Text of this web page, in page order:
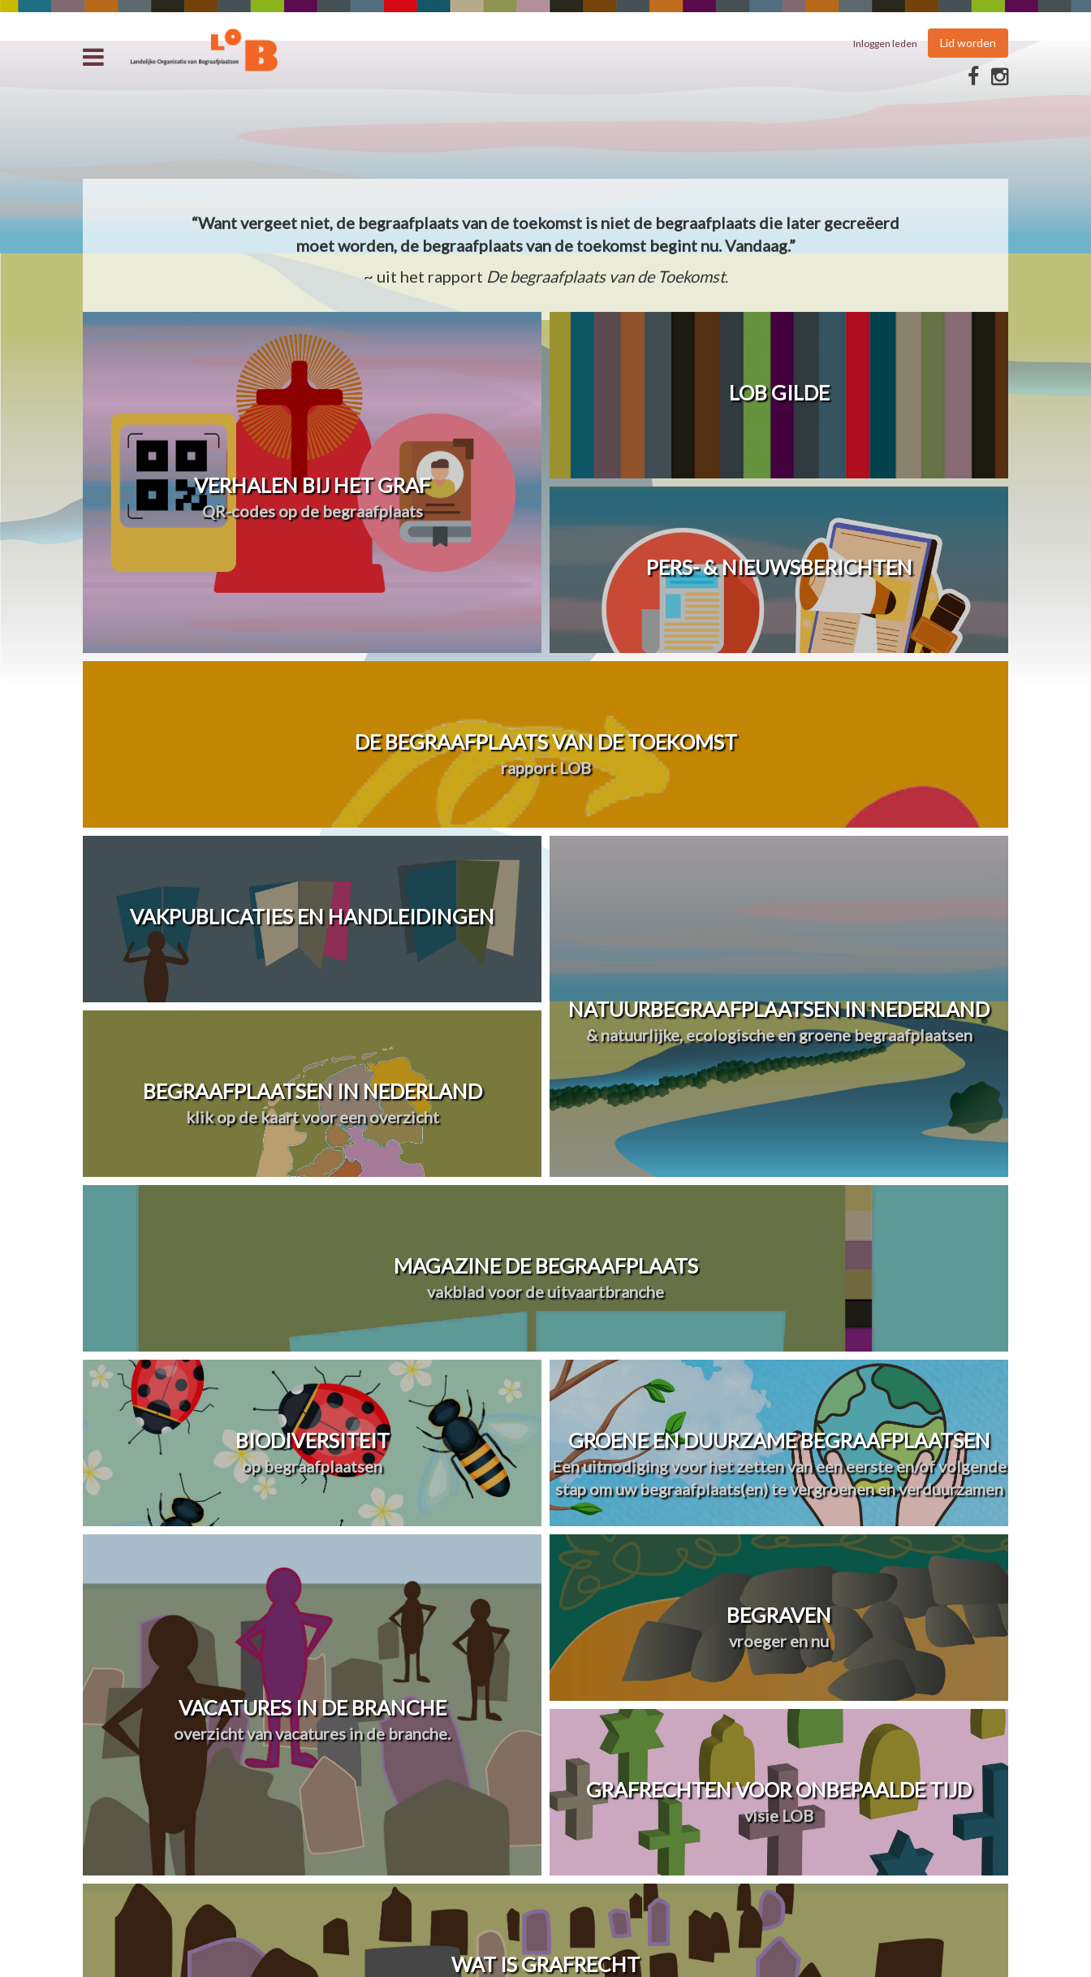
Inloggen leden Lid worden
“Want vergeet niet, de begraafplaats van de toekomst is niet de begraafplaats die later gecreëerd
moet worden, de begraafplaats van de toekomst begint nu. Vandaag.”
~ uit het rapport De begraafplaats van de Toekomst.
VERHALEN BIJ HET GRAF
QR-codes op de begraafplaats
LOB GILDE
PERS- & NIEUWSBERICHTEN
DE BEGRAAFPLAATS VAN DE TOEKOMST
rapport LOB
VAKPUBLICATIES EN HANDLEIDINGEN
BEGRAAFPLAATSEN IN NEDERLAND
klik op de kaart voor een overzicht
NATUURBEGRAAFPLAATSEN IN NEDERLAND
& natuurlijke, ecologische en groene begraafplaatsen
MAGAZINE DE BEGRAAFPLAATS
vakblad voor de uitvaartbranche
BIODIVERSITEIT
op begraafplaatsen
GROENE EN DUURZAME BEGRAAFPLAATSEN
Een uitnodiging voor het zetten van een eerste en/of volgende
stap om uw begraafplaats(en) te vergroenen en verduurzamen
VACATURES IN DE BRANCHE
overzicht van vacatures in de branche.
BEGRAVEN
vroeger en nu
GRAFRECHTEN VOOR ONBEPAALDE TIJD
visie LOB
WAT IS GRAFRECHT